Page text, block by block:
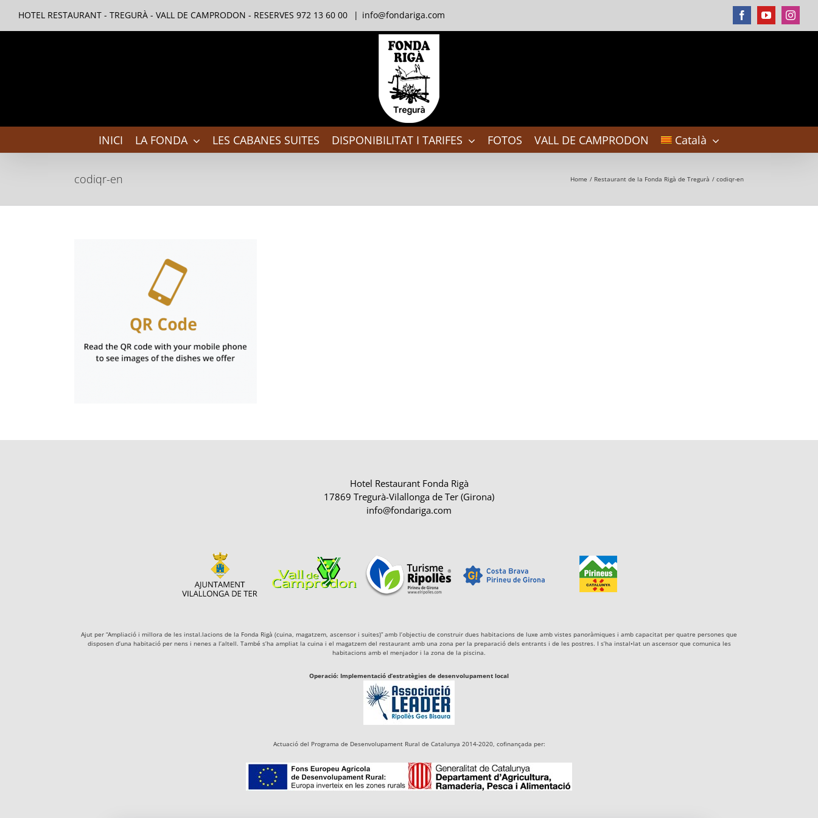
content
HOTEL RESTAURANT - TREGURÀ - VALL DE CAMPRODON - RESERVES 972 13 60 00 | info@fondariga.com FacebookYouTube
INICI LA FONDA LES CABANES SUITES DISPONIBILITAT I TARIFES FOTOS VALL DE CAMPRODON Català
codiqr-en Home Restaurant de la Fonda Rigà de Tregurà codiqr-en
Hotel Restaurant Fonda Rigà
17869 Tregurà-Vilallonga de Ter (Girona)
info@fondariga.com
Ajut per “Ampliació i millora de les instal.lacions de la Fonda Rigà (cuina, magatzem, ascensor i suites)” amb l’objectiu de construir dues habitacions de luxe amb vistes panoràmiques i amb capacitat per quatre persones que
disposen d’una habitació per nens i nenes a l’altell. També s’ha ampliat la cuina i el magatzem del restaurant amb una zona per la preparació dels entrants i de les postres. I s’ha instal•lat un ascensor que comunica les
habitacions amb el menjador i la zona de la piscina.
Operació: Implementació d’estratègies de desenvolupament local
Actuació del Programa de Desenvolupament Rural de Catalunya 2014-2020, cofinançada per: